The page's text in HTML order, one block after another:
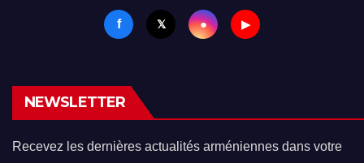
f 𝕏 ● ▶
NEWSLETTER
Recevez les dernières actualités arméniennes dans votre